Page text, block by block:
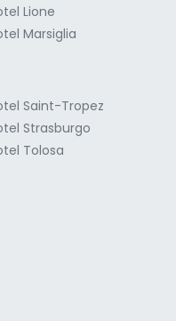
Lione
Marsiglia
Saint-Tropez
Strasburgo
Tolosa